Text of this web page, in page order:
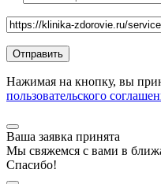
Нажимая на кнопку, вы
пользовательского
Ваша заявка принята
Мы свяжемся с вами в
Спасибо!